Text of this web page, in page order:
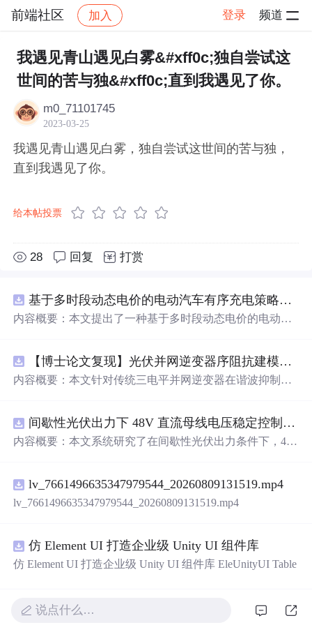
前端社区 加入 登录 频道
社区 前端社区 感慨 帖子详情
我遇见青山遇见白雾&#xff0c;独自尝试这
世间的苦与独&#xff0c;直到我遇见了你。
m0_71101745
2023-03-25
我遇见青山遇见白雾，独自尝试这世间的苦与独，
直到我遇见了你。
给本帖投票
28 回复 打赏
基于多时段动态电价的电动汽车有序充电策略优化（Matlab代码实现）
内容概要：本文提出了一种基于多时段动态电价的电动汽
充电对电网造成的峰谷负荷压力，通过设计科学的多时段
动态电价机制，引导用户在电网负荷低谷时段充电，从而
成本最低化为双重目标的优化模型，结合实际用电数据开
展仿真分析，结果表明该策略能显著降低电网峰谷差，提
高电力系统的经济性与运行效率。该资源属于“博士论文复
有较强的理论深度与应用价值。; 适合人群：具备一定电力
系统基础知识和Matlab编程能力，从事新能源、智能电
网、电动汽车等领域研究的研究生、科研人员及工程技术
或高水平期刊中的电动汽车有序充电优化模型；②研究需
求响应机制下电价策略对用户充电行为的引导作用与弹性
响应特性；③开发基于动态电价的充电管理系统原型，为
者结合文档内容与代码逐行分析，重点关注目标函数构
【博士论文复现】光伏并网逆变器序阻抗建模、扫频辨识与弱电网交互稳定性分析【阻抗建模、验证扫频法】（Matlab代码、Simulink仿真实现）
内容概要：本文针对传统三电平并网逆变器在谐波抑制、
略。通过融合双极性倍频脉宽调制（DPWMA）、正负序
分离锁相技术与电网电压前馈控制，构建“精准同步-扰动
供优良的硬件基础；DPWMA调制在不增加器件开关频率
的前提下显著提升等效开关频率，优化并网波形质量；正
负序分离锁相技术有效隔离电网负序扰动，保障不平衡工
补偿电网扰动，显著增强系统的动态抗扰能力和响应速
度。通过Matlab/Simulink搭建仿真模型，在稳态运行、电网
不平衡及动态扰动等多种工况下进行验证，结果表明该复
并网应用。; 适合人群：具备电力电子、自动控制理论基
间歇性光伏出力下 48V 直流母线电压稳定控制及储能双向充放电闭环调控体系研究（Simulink仿真实现）
内容概要：本文系统研究了在间歇性光伏出力条件下，48
仿真模型，涵盖PV光伏阵列、Boost DC-DC变换器、负
载、双向DC-DC变换器与锂离子电池系统，重点实现光伏
失衡问题。研究深入探讨了电压外环与电流内环的双闭环P
I控制结构，确保母线电压稳定，并通过双向DC-DC变换器
实现储能电池的智能充放电管理。为进一步提升系统对可
成典型光伏与负荷场景，增强了控制策略的鲁棒性与实用
性。; 适合人群：具备电力电子、新能源系统或自动化等相
lv_7661496635347979544_20260809131519.mp4
lv_7661496635347979544_20260809131519.mp4
仿 Element UI 打造企业级 Unity UI 组件库
仿 Element UI 打造企业级 Unity UI 组件库 EleUnityUI Table
说点什么…